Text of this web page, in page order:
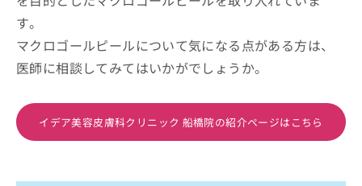
す。
マクロゴールピールについて気になる点がある方は、
医師に相談してみてはいかがでしょうか。
イデア美容皮膚科クリニック 船橋院の紹介ページはこちら